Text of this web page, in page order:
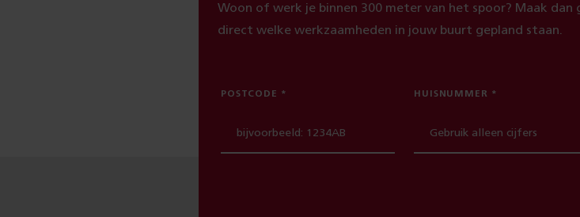
Woon of werk je binnen 300 meter van het spoor? Maak dan
direct welke werkzaamheden in jouw buurt gepland staan.
POSTCODE HUISNUMMER